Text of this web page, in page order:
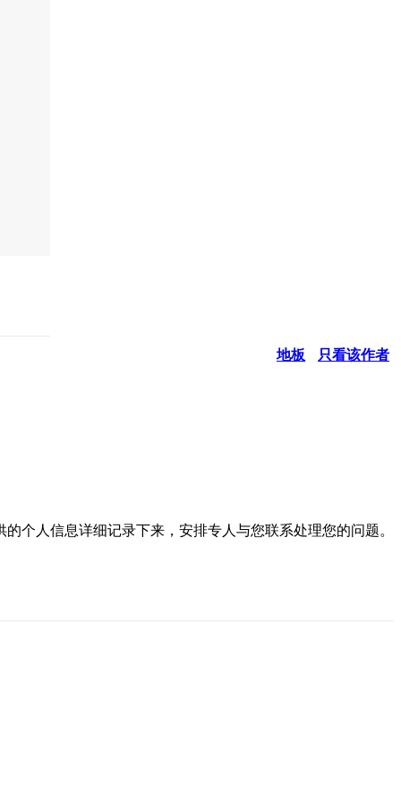
地板 只看该作者
个人信息详细记录下来，安排专人与您联系处理您的问题。